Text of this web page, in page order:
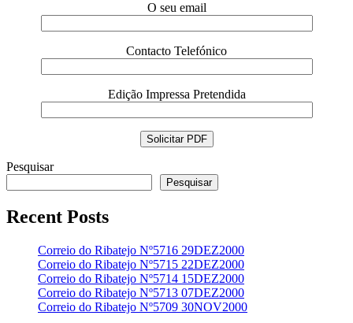
O seu email
Contacto Telefónico
Edição Impressa Pretendida
Pesquisar
Pesquisar
Recent Posts
Correio do Ribatejo Nº5716 29DEZ2000
Correio do Ribatejo Nº5715 22DEZ2000
Correio do Ribatejo Nº5714 15DEZ2000
Correio do Ribatejo Nº5713 07DEZ2000
Correio do Ribatejo Nº5709 30NOV2000